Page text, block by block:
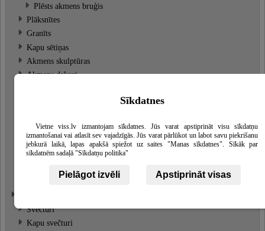
Plēsts akmens bruģis
Plāksnītes
Granīts
Kapu sētiņas
Akmens skulptūras
Akmens dekori
Akmens soli
Kapu soliņi
Kamīnu piederumi
Interjera priekšmeti
Svečturi
Kapu svečturi
Sīkdatnes
Vietne viss.lv izmantojam sīkdatnes. Jūs varat apstiprināt visu sīkdatņu
izmantošanai vai atlasīt sev vajadzīgās. Jūs varat pārlūkot un labot savu piekrišanu
jebkurā laikā, lapas apakšā spiežot uz saites "Manas sīkdatnes". Sīkāk par
sīkdatnēm sadaļā "Sīkdatņu politika"
Pielāgot izvēli Apstiprināt visas